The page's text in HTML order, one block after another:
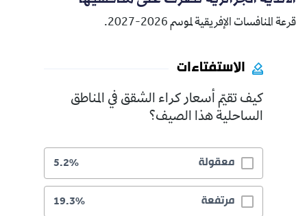
قرعة المنافسات الإفريقية لموسم 2026-2027.
الاستفتاءات
كيف تقيّم أسعار كراء الشقق في المناطق
الساحلية هذا الصيف؟
معقولة 5.2%
مرتفعة 19.3%